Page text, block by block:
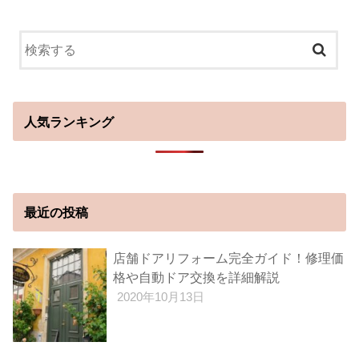
人気ランキング
最近の投稿
店舗ドアリフォーム完全ガイド！修理価
格や自動ドア交換を詳細解説
2020年10月13日